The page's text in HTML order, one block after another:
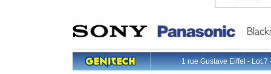
1 rue Gustave Eiffel -